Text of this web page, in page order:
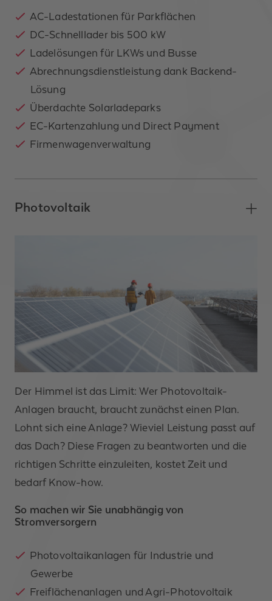
AC-Ladestationen für Parkflächen
DC-Schnelllader bis 500 kW
Ladelösungen für LKWs und Busse
Abrechnungsdienstleistung dank Backend-
Lösung
Überdachte Solarladeparks
EC-Kartenzahlung und Direct Payment
Firmenwagenverwaltung
Photovoltaik
Der Himmel ist das Limit: Wer Photovoltaik-
Anlagen braucht, braucht zunächst einen Plan.
Lohnt sich eine Anlage? Wieviel Leistung passt auf
das Dach? Diese Fragen zu beantworten und die
richtigen Schritte einzuleiten, kostet Zeit und
bedarf Know-how.
So machen wir Sie unabhängig von
Stromversorgern
Photovoltaikanlagen für Industrie und
Gewerbe
Freiflächenanlagen und Agri-Photovoltaik